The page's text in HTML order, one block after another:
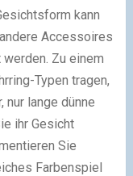
kann
Accessoires
Zu einem
Typen tragen,
nur lange dünne
ihr Gesicht
Sie
Farbenspiel